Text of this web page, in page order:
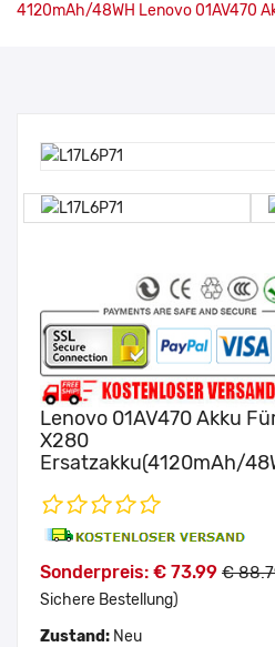
4120mAh/48WH Lenovo 01AV470
Lenovo 01AV470 Akku
X280
Ersatzakku(4120mAh/
Sonderpreis: € 73.99 €
Sichere Bestellung)
Zustand: Neu